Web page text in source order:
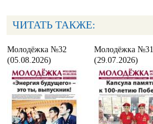
ЧИТАТЬ ТАКЖЕ:
Молодёжка №32
(05.08.2026)
Молодёжка №31
(29.07.2026)